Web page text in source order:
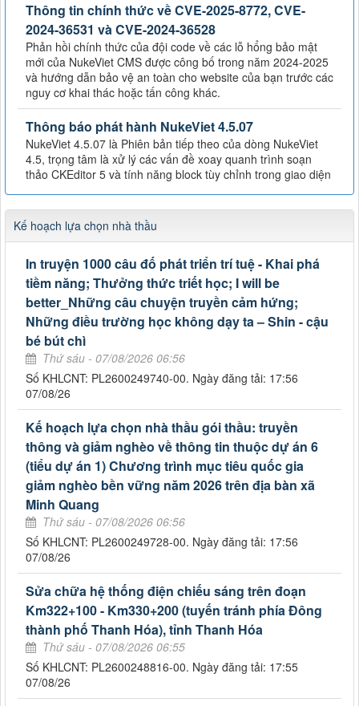
Thông tin chính thức về CVE-2025-8772, CVE-
2024-36531 và CVE-2024-36528
Phản hồi chính thức của đội code về các lỗ hổng bảo mật
mới của NukeViet CMS được công bố trong năm 2024-2025
và hướng dẫn bảo vệ an toàn cho website của bạn trước các
nguy cơ khai thác hoặc tấn công khác.
Thông báo phát hành NukeViet 4.5.07
NukeViet 4.5.07 là Phiên bản tiếp theo của dòng NukeViet
4.5, trọng tâm là xử lý các vấn đề xoay quanh trình soạn
thảo CKEditor 5 và tính năng block tùy chỉnh trong giao diện
Kế hoạch lựa chọn nhà thầu
In truyện 1000 câu đố phát triển trí tuệ - Khai phá
tiềm năng; Thưởng thức triết học; I will be
better_Những câu chuyện truyền cảm hứng;
Những điều trường học không dạy ta – Shin - cậu
bé bút chì
Thứ sáu - 07/08/2026 06:56
Số KHLCNT: PL2600249740-00. Ngày đăng tải: 17:56
07/08/26
Kế hoạch lựa chọn nhà thầu gói thầu: truyền
thông và giảm nghèo về thông tin thuộc dự án 6
(tiểu dự án 1) Chương trình mục tiêu quốc gia
giảm nghèo bền vững năm 2026 trên địa bàn xã
Minh Quang
Thứ sáu - 07/08/2026 06:56
Số KHLCNT: PL2600249728-00. Ngày đăng tải: 17:56
07/08/26
Sửa chữa hệ thống điện chiếu sáng trên đoạn
Km322+100 - Km330+200 (tuyến tránh phía Đông
thành phố Thanh Hóa), tỉnh Thanh Hóa
Thứ sáu - 07/08/2026 06:55
Số KHLCNT: PL2600248816-00. Ngày đăng tải: 17:55
07/08/26